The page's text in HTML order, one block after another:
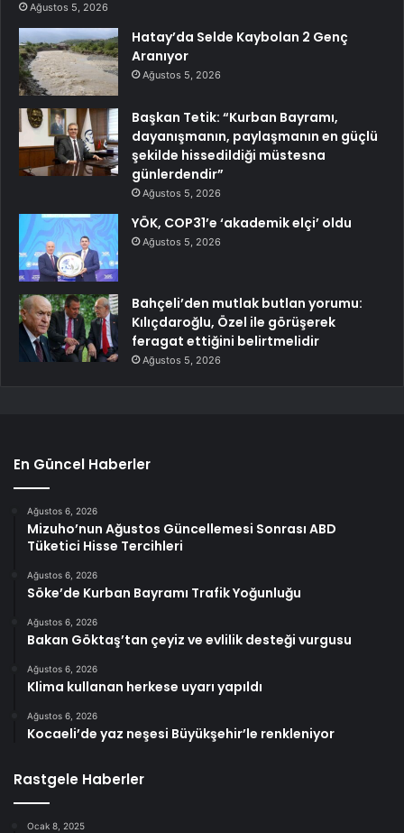
Ağustos 5, 2026
Hatay’da Selde Kaybolan 2 Genç
Aranıyor
Ağustos 5, 2026
Başkan Tetik: “Kurban Bayramı,
dayanışmanın, paylaşmanın en güçlü
şekilde hissedildiği müstesna
günlerdendir”
Ağustos 5, 2026
YÖK, COP31’e ‘akademik elçi’ oldu
Ağustos 5, 2026
Bahçeli’den mutlak butlan yorumu:
Kılıçdaroğlu, Özel ile görüşerek
feragat ettiğini belirtmelidir
Ağustos 5, 2026
En Güncel Haberler
Ağustos 6, 2026
Mizuho’nun Ağustos Güncellemesi Sonrası ABD
Tüketici Hisse Tercihleri
Ağustos 6, 2026
Söke’de Kurban Bayramı Trafik Yoğunluğu
Ağustos 6, 2026
Bakan Göktaş’tan çeyiz ve evlilik desteği vurgusu
Ağustos 6, 2026
Klima kullanan herkese uyarı yapıldı
Ağustos 6, 2026
Kocaeli’de yaz neşesi Büyükşehir’le renkleniyor
Rastgele Haberler
Ocak 8, 2025